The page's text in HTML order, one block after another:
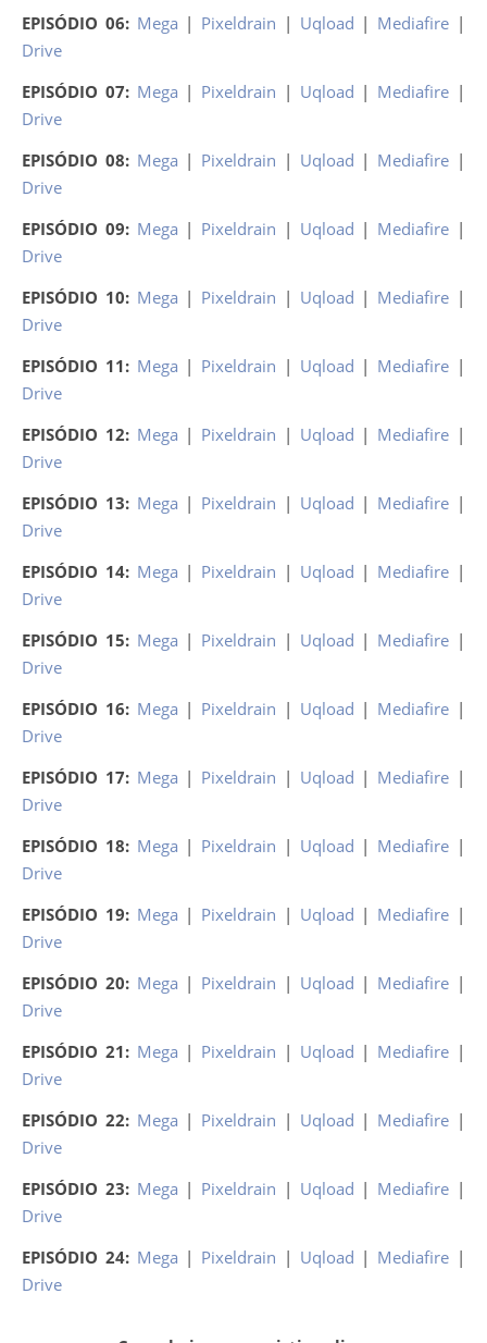
EPISÓDIO 06: Mega | Pixeldrain | Uqload | Mediafire |
Drive
EPISÓDIO 07: Mega | Pixeldrain | Uqload | Mediafire |
Drive
EPISÓDIO 08: Mega | Pixeldrain | Uqload | Mediafire |
Drive
EPISÓDIO 09: Mega | Pixeldrain | Uqload | Mediafire |
Drive
EPISÓDIO 10: Mega | Pixeldrain | Uqload | Mediafire |
Drive
EPISÓDIO 11: Mega | Pixeldrain | Uqload | Mediafire |
Drive
EPISÓDIO 12: Mega | Pixeldrain | Uqload | Mediafire |
Drive
EPISÓDIO 13: Mega | Pixeldrain | Uqload | Mediafire |
Drive
EPISÓDIO 14: Mega | Pixeldrain | Uqload | Mediafire |
Drive
EPISÓDIO 15: Mega | Pixeldrain | Uqload | Mediafire |
Drive
EPISÓDIO 16: Mega | Pixeldrain | Uqload | Mediafire |
Drive
EPISÓDIO 17: Mega | Pixeldrain | Uqload | Mediafire |
Drive
EPISÓDIO 18: Mega | Pixeldrain | Uqload | Mediafire |
Drive
EPISÓDIO 19: Mega | Pixeldrain | Uqload | Mediafire |
Drive
EPISÓDIO 20: Mega | Pixeldrain | Uqload | Mediafire |
Drive
EPISÓDIO 21: Mega | Pixeldrain | Uqload | Mediafire |
Drive
EPISÓDIO 22: Mega | Pixeldrain | Uqload | Mediafire |
Drive
EPISÓDIO 23: Mega | Pixeldrain | Uqload | Mediafire |
Drive
EPISÓDIO 24: Mega | Pixeldrain | Uqload | Mediafire |
Drive